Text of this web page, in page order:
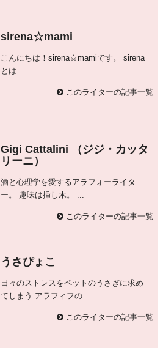
sirena☆mami
こんにちは！sirena☆mamiです。 sirena
とは...
このライターの記事一覧
Gigi Cattalini （ジジ・カッタ
リーニ）
酒と心理学を愛するアラフォーライタ
ー。 趣味は挿し木。 ...
このライターの記事一覧
うさぴょこ
日々のストレスをペットのうさぎに求め
てしまう アラフィフの...
このライターの記事一覧